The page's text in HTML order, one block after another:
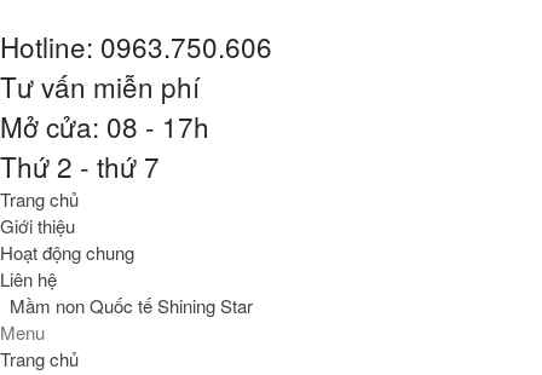
Hotline: 0963.750.606
Tư vấn miễn phí
Mở cửa: 08 - 17h
Thứ 2 - thứ 7
Trang chủ
Giới thiệu
Hoạt động chung
Liên hệ
Mầm non Quốc tế Shining Star
Menu
Trang chủ